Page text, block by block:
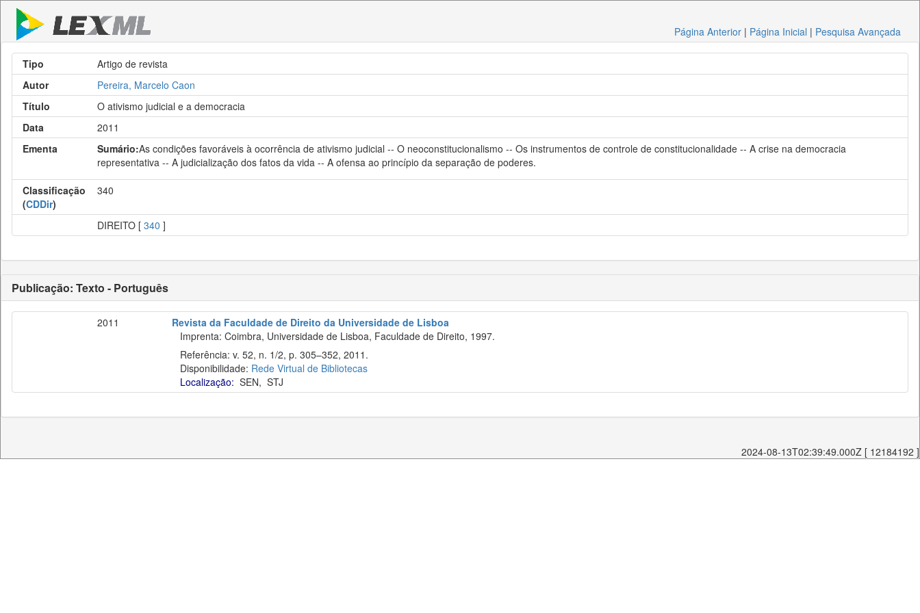
Página Anterior | Página Inicial | Pesquisa Avançada
Tipo
Artigo de revista
Autor
Pereira, Marcelo Caon
Título
O ativismo judicial e a democracia
Data
2011
Ementa
Sumário:As condições favoráveis à ocorrência de ativismo judicial -- O neoconstitucionalismo -- Os instrumentos de controle de constitucionalidade -- A crise na democracia
representativa -- A judicialização dos fatos da vida -- A ofensa ao princípio da separação de poderes.
Classificação
(CDDir)
340
DIREITO [ 340 ]
Publicação: Texto - Português
2011
Revista da Faculdade de Direito da Universidade de Lisboa
Imprenta: Coimbra, Universidade de Lisboa, Faculdade de Direito, 1997.
Referência: v. 52, n. 1/2, p. 305–352, 2011.
Disponibilidade: Rede Virtual de Bibliotecas
Localização: SEN, STJ
2024-08-13T02:39:49.000Z [ 12184192 ]